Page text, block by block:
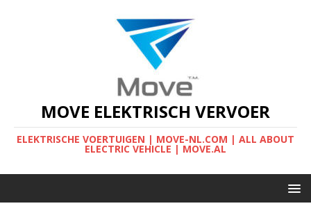
MOVE ELEKTRISCH VERVOER
ELEKTRISCHE VOERTUIGEN | MOVE-NL.COM | ALL ABOUT
ELECTRIC VEHICLE | MOVE.AL